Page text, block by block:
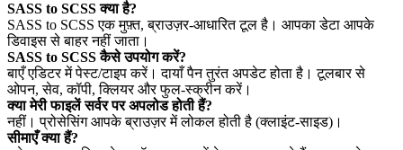
SASS to SCSS क्या है?
SASS to SCSS एक मुफ़्त, ब्राउज़र‑आधारित टूल है। आपका डेटा आपके
डिवाइस से बाहर नहीं जाता।
SASS to SCSS कैसे उपयोग करें?
बाएँ एडिटर में पेस्ट/टाइप करें। दायाँ पैन तुरंत अपडेट होता है। टूलबार से
ओपन, सेव, कॉपी, क्लियर और फुल‑स्क्रीन करें।
क्या मेरी फाइलें सर्वर पर अपलोड होती हैं?
नहीं। प्रोसेसिंग आपके ब्राउज़र में लोकल होती है (क्लाइंट‑साइड)।
सीमाएँ क्या हैं?